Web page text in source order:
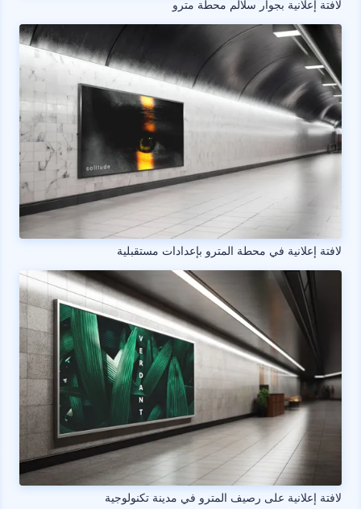
لافتة إعلانية بجوار سلالم محطة مترو
لافتة إعلانية في محطة المترو بإعدادات مستقبلية
لافتة إعلانية على رصيف المترو في مدينة تكنولوجية